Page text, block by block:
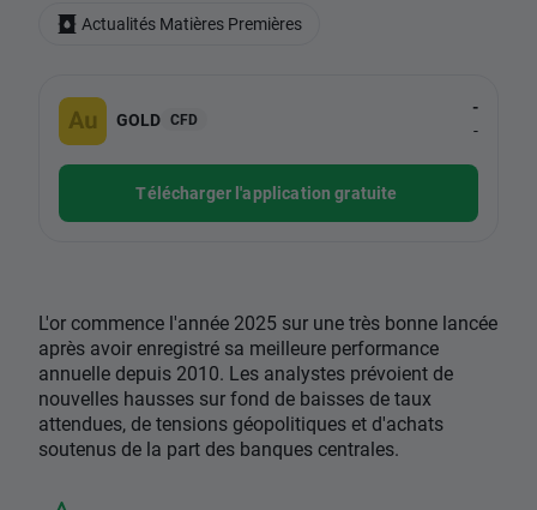
GOLD CFD
-
-
Télécharger l'application gratuite
L'or commence l'année 2025 sur une très bonne lancée
après avoir enregistré sa meilleure performance
annuelle depuis 2010. Les analystes prévoient de
nouvelles hausses sur fond de baisses de taux
attendues, de tensions géopolitiques et d'achats
soutenus de la part des banques centrales.
Actualités Matières Premières